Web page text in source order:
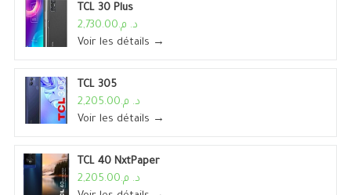
TCL 30 Plus
د. م.2,730.00
Voir les détails →
TCL 305
د. م.2,205.00
Voir les détails →
TCL 40 NxtPaper
د. م.2,205.00